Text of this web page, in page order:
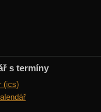
s termíny
(ics)